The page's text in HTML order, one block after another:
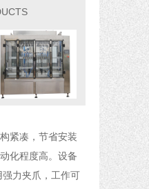
紧凑，节省安装
化程度高。设备
力夹爪，工作可